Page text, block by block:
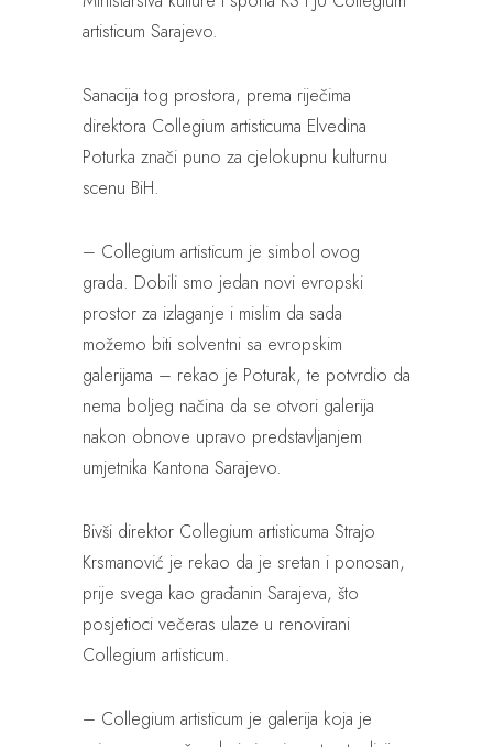
artisticum Sarajevo.
Sanacija tog prostora, prema riječima
direktora Collegium artisticuma Elvedina
Poturka znači puno za cjelokupnu kulturnu
scenu BiH.
– Collegium artisticum je simbol ovog
grada. Dobili smo jedan novi evropski
prostor za izlaganje i mislim da sada
možemo biti solventni sa evropskim
galerijama – rekao je Poturak, te potvrdio da
nema boljeg načina da se otvori galerija
nakon obnove upravo predstavljanjem
umjetnika Kantona Sarajevo.
Bivši direktor Collegium artisticuma Strajo
Krsmanović je rekao da je sretan i ponosan,
prije svega kao građanin Sarajeva, što
posjetioci večeras ulaze u renovirani
Collegium artisticum.
– Collegium artisticum je galerija koja je